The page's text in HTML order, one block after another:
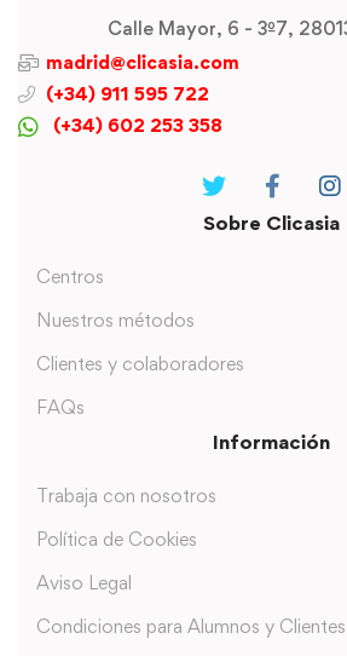
Calle Mayor, 6 - 3º7,
madrid@clicasia.com
(+34) 911 595 722
(+34) 602 253 358
Sobre Clicasia
Centros
Nuestros métodos
Clientes y colaboradores
FAQs
Información
Trabaja con nosotros
Política de Cookies
Aviso Legal
Condiciones para Alumnos y Clientes